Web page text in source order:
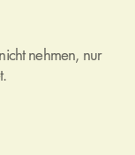
nehmen, nur